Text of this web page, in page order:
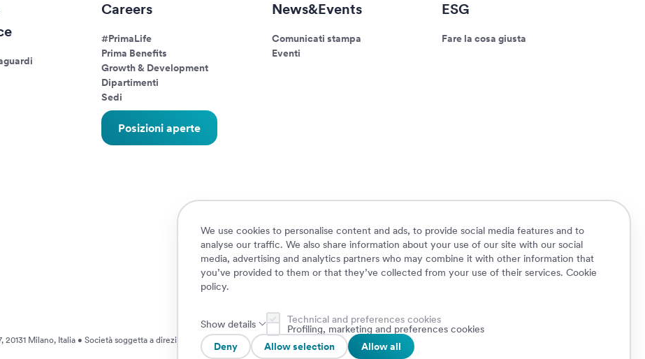
We use cookies to personalise content and ads, to provide social media features and to
analyse our traffic. We also share information about your use of our site with our social
media, advertising and analytics partners who may combine it with other information that
you’ve provided to them or that they’ve collected from your use of their services. Cookie
policy.
Show details
Technical and preferences cookies
Profiling, marketing and preferences cookies
Deny
Allow selection Allow all
Careers
#PrimaLife
Prima Benefits
Growth & Development
Dipartimenti
Sedi
Posizioni aperte
News&Events
Comunicati stampa
Eventi
ESG
Fare la cosa giusta
20131 Milano, Italia • Società soggetta a direzione e coordinamento da parte di AXA S.A.
Cookie Policy Privacy Policy